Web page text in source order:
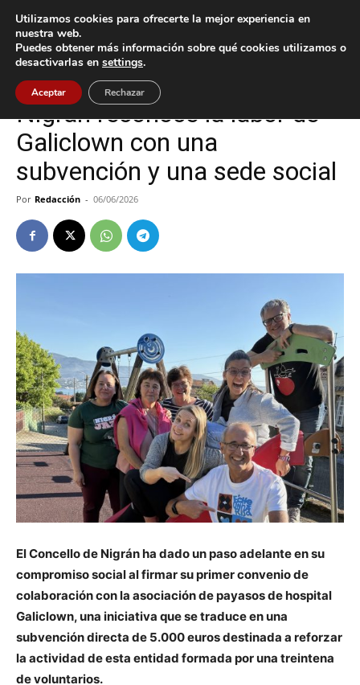
Inicio Nigrán
Nigrán
Nigrán reconoce la labor de
Galiclown con una
subvención y una sede social
Por Redacción - 06/06/2026
El Concello de Nigrán ha dado un paso adelante en su
compromiso social al firmar su primer convenio de
colaboración con la asociación de payasos de hospital
Galiclown, una iniciativa que se traduce en una
subvención directa de 5.000 euros destinada a reforzar
la actividad de esta entidad formada por una treintena
de voluntarios.
Utilizamos cookies para ofrecerte la mejor experiencia en
nuestra web.
Puedes obtener más información sobre qué cookies utilizamos o
desactivarlas en settings.
Aceptar Rechazar